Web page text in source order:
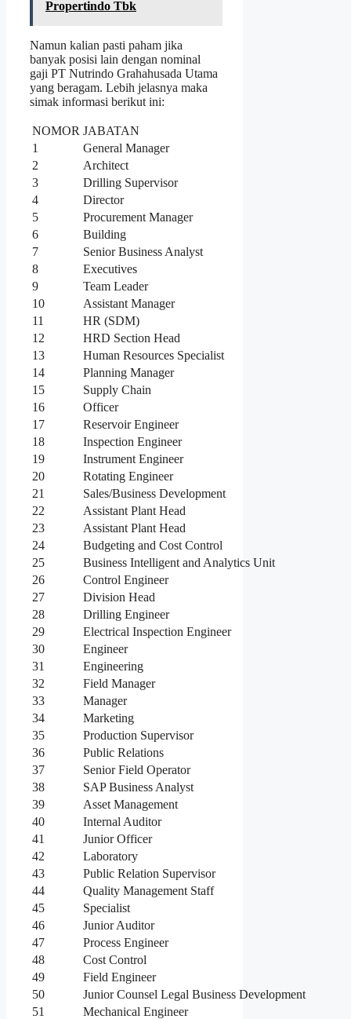
Propertindo Tbk
Namun kalian pasti paham jika
banyak posisi lain dengan nominal
gaji PT Nutrindo Grahahusada Utama
yang beragam. Lebih jelasnya maka
simak informasi berikut ini:
NOMOR JABATAN
1
General Manager
2
Architect
3
Drilling Supervisor
4
Director
5
Procurement Manager
6
Building
7
Senior Business Analyst
8
Executives
9
Team Leader
10
Assistant Manager
11
HR (SDM)
12
HRD Section Head
13
Human Resources Specialist
14
Planning Manager
15
Supply Chain
16
Officer
17
Reservoir Engineer
18
Inspection Engineer
19
Instrument Engineer
20
Rotating Engineer
21
Sales/Business Development
22
Assistant Plant Head
23
Assistant Plant Head
24
Budgeting and Cost Control
25
Business Intelligent and Analytics Unit
26
Control Engineer
27
Division Head
28
Drilling Engineer
29
Electrical Inspection Engineer
30
Engineer
31
Engineering
32
Field Manager
33
Manager
34
Marketing
35
Production Supervisor
36
Public Relations
37
Senior Field Operator
38
SAP Business Analyst
39
Asset Management
40
Internal Auditor
41
Junior Officer
42
Laboratory
43
Public Relation Supervisor
44
Quality Management Staff
45
Specialist
46
Junior Auditor
47
Process Engineer
48
Cost Control
49
Field Engineer
50
Junior Counsel Legal Business Development
51
Mechanical Engineer